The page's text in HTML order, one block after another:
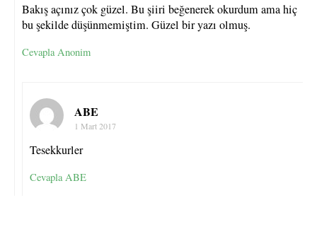
Bakış açınız çok güzel. Bu şiiri beğenerek okurdum ama hiç
bu şekilde düşünmemiştim. Güzel bir yazı olmuş.
Cevapla Anonim
ABE
1 Mart 2017
Tesekkurler
Cevapla ABE